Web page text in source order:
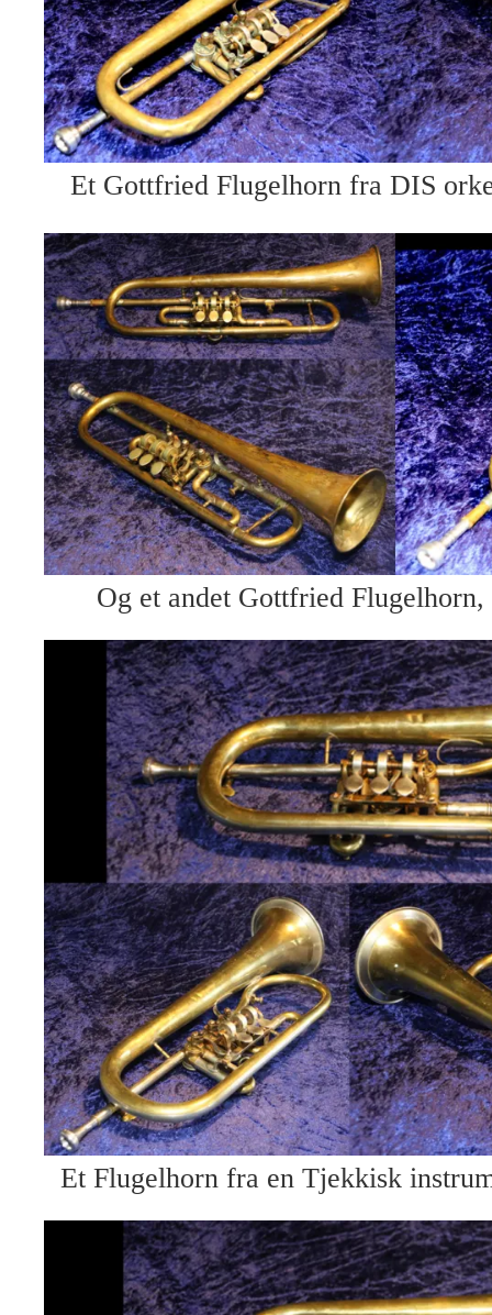
Et Gottfried Flugelhorn fra DIS
Og et andet Gottfried
Et Flugelhorn fra en Tjekkisk